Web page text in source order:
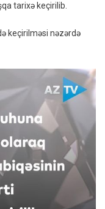
tarixə keçirilib.
keçirilməsi nəzərdə